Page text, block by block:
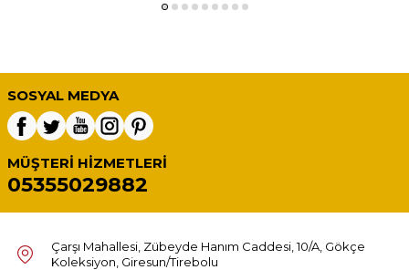
SOSYAL MEDYA
MÜŞTERI HIZMETLERI
05355029882
Çarşı Mahallesi, Zübeyde Hanım Caddesi, 10/A, Gökçe
Koleksiyon, Giresun/Tirebolu